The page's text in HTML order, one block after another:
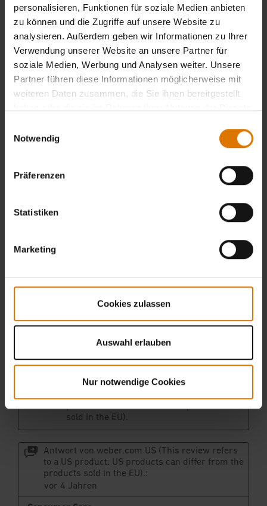
personalisieren, Funktionen für soziale Medien anbieten
zu können und die Zugriffe auf unsere Website zu
analysieren. Außerdem geben wir Informationen zu Ihrer
Verwendung unserer Website an unsere Partner für
soziale Medien, Werbung und Analysen weiter. Unsere
Partner führen diese Informationen möglicherweise mit
weiteren Daten zusammen, die Sie ihnen bereitgestellt
Notwendig
Präferenzen
Statistiken
Marketing
Cookies zulassen
Auswahl erlauben
Nur notwendige Cookies